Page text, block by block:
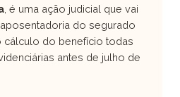
, é uma ação judicial que vai
do segurado
cálculo do benefício todas
antes de julho de